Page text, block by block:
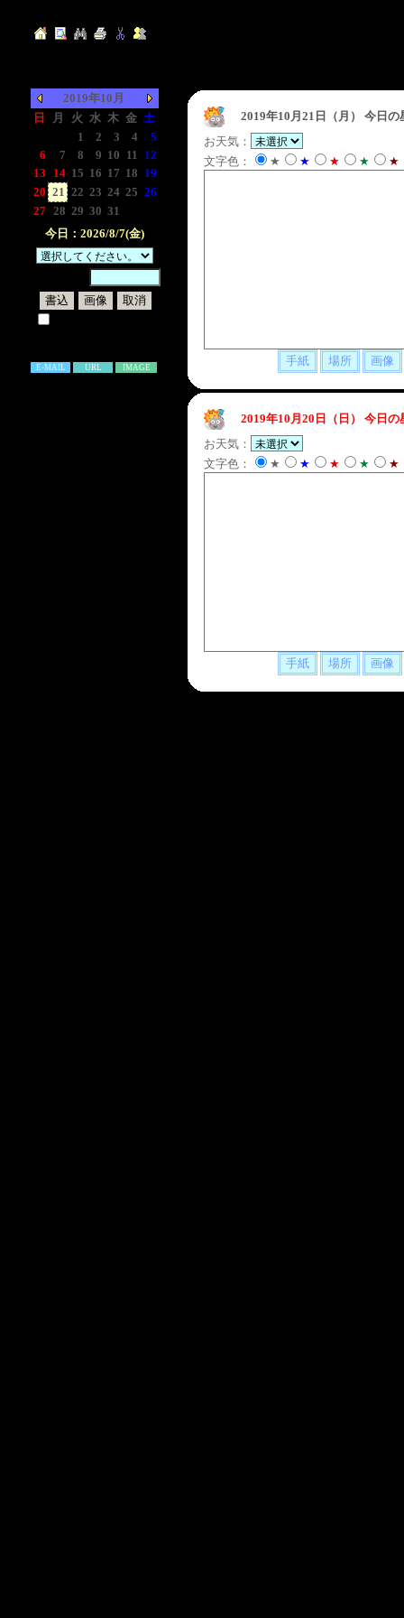
2019年10月
日
月 火 水 木 金 土
1 2 3 4
5
6
7 8 9 10 11 12
13
14 15 16 17 18 19
20 21 22 23 24 25 26
27 28 29 30 31
今日：2026/8/7(金)
E-MAIL URL IMAGE
2019年10月21日（月）
今日の
お天気：
文字色：
★ ★ ★ ★ ★
2019年10月20日（日）
今日の
お天気：
文字色：
★ ★ ★ ★ ★